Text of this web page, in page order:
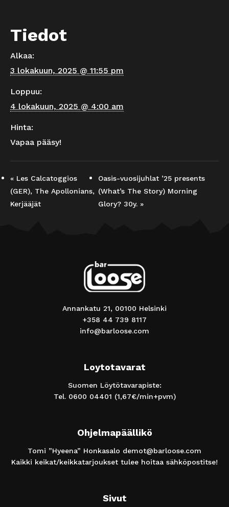
Tiedot
Alkaa:
3 lokakuun, 2025 @ 11:55 pm
Loppuu:
4 lokakuun, 2025 @ 4:00 am
Hinta:
Vapaa pääsy!
« Les Calcatoggios
(GER), The Apollonians,
Kerjääjät
Oasis-vuosijuhlat ’25 presents
(What’s The Story) Morning
Glory? 30y. »
Annankatu 21, 00100 Helsinki
+358 44 739 8117
info@barloose.com
Loytotavarat
Suomen Löytötavarapiste:
Tel. 0600 04401 (1,67€/min+pvm)
Ohjelmapäällikö
Tomi ”Hyeena” Honkasalo demot@barloose.com
Kaikki keikat/keikkatarjoukset tulee hoitaa sähköpostitse!
Sivut